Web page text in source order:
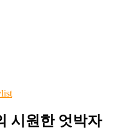
시원한 엇박자